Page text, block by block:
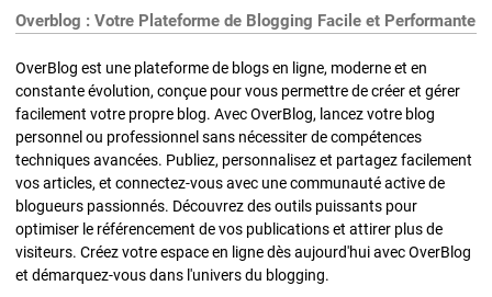
Overblog : Votre Plateforme de Blogging Facile et Performante
OverBlog est une plateforme de blogs en ligne, moderne et en
constante évolution, conçue pour vous permettre de créer et gérer
facilement votre propre blog. Avec OverBlog, lancez votre blog
personnel ou professionnel sans nécessiter de compétences
techniques avancées. Publiez, personnalisez et partagez facilement
vos articles, et connectez-vous avec une communauté active de
blogueurs passionnés. Découvrez des outils puissants pour
optimiser le référencement de vos publications et attirer plus de
visiteurs. Créez votre espace en ligne dès aujourd'hui avec OverBlog
et démarquez-vous dans l'univers du blogging.